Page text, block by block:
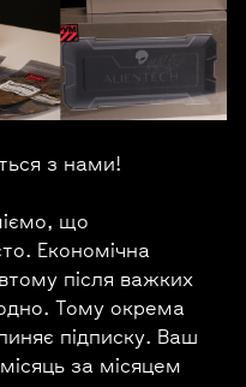
з нами!
що
Економічна
після важких
Тому окрема
підписку. Ваш
за місяцем